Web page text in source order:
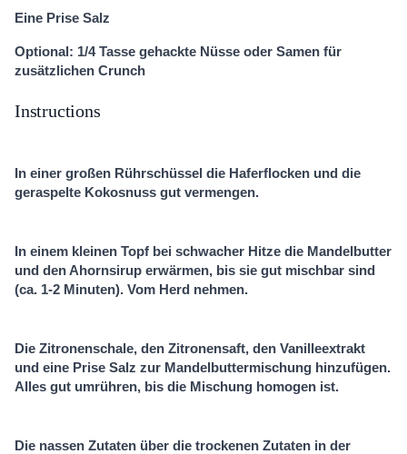
Eine Prise Salz
Optional: 1/4 Tasse gehackte Nüsse oder Samen für
zusätzlichen Crunch
Instructions
In einer großen Rührschüssel die Haferflocken und die
geraspelte Kokosnuss gut vermengen.
In einem kleinen Topf bei schwacher Hitze die Mandelbutter
und den Ahornsirup erwärmen, bis sie gut mischbar sind
(ca. 1-2 Minuten). Vom Herd nehmen.
Die Zitronenschale, den Zitronensaft, den Vanilleextrakt
und eine Prise Salz zur Mandelbuttermischung hinzufügen.
Alles gut umrühren, bis die Mischung homogen ist.
Die nassen Zutaten über die trockenen Zutaten in der